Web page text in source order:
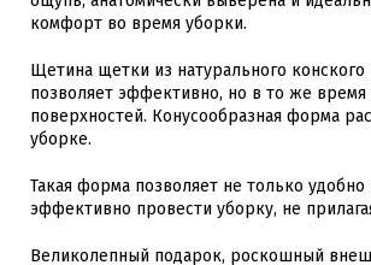
комфорт во время уборки.
Щетина щетки из натурального
позволяет эффективно, но в то же
поверхностей. Конусообразная форма
уборке.
Такая форма позволяет не только
эффективно провести уборку, не
Великолепный подарок, роскошный